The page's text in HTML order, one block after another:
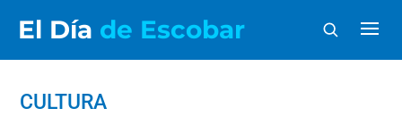
El Día de Escobar
CULTURA